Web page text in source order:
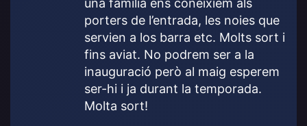
una familia ens coneixíem als
porters de l’entrada, les noies que
servien a los barra etc. Molts sort i
fins aviat. No podrem ser a la
inauguració però al maig esperem
ser-hi i ja durant la temporada.
Molta sort!